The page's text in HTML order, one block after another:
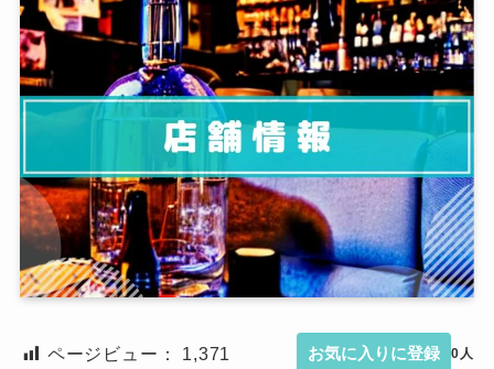
ページビュー： 1,371 お気に入りに登録 0人